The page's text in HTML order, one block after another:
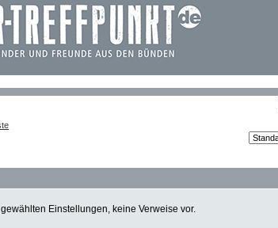
Einstellungen, keine Verweise vor.